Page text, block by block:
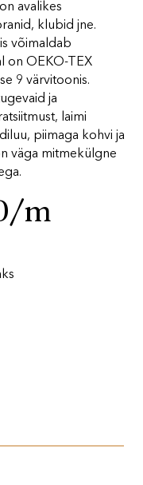
avalikes
klubid jne.
võimaldab
on OEKO-TEX
9 värvitoonis.
ja
laimi
piimaga kohvi ja
väga mitmekülgne
/m